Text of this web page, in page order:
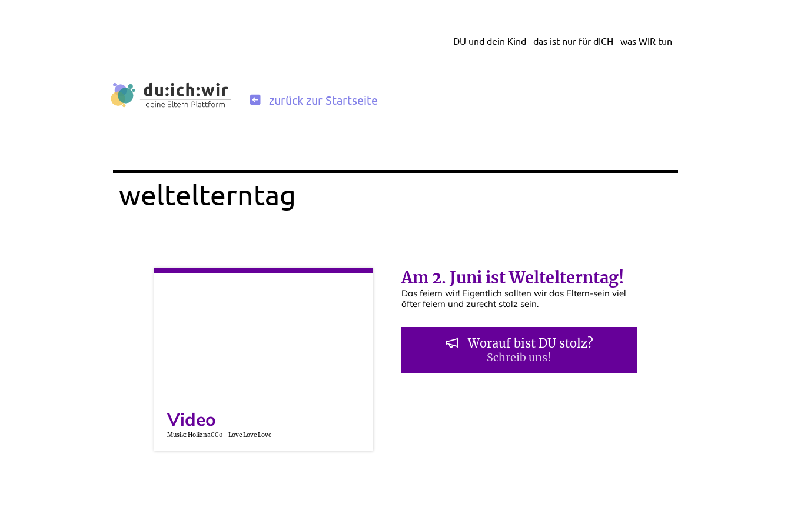
DU und dein Kind das ist nur für dICH was WIR tun
zurück zur Startseite
weltelterntag
Video
Musik: HoliznaCC0 - Love Love Love
Am 2. Juni ist Weltelterntag!
Das feiern wir! Eigentlich sollten wir das Eltern-sein viel
öfter feiern und zurecht stolz sein.
Worauf bist DU stolz?
Schreib uns!